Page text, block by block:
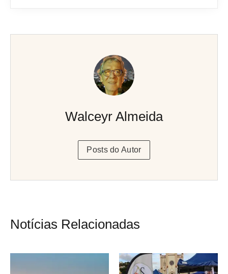
Walceyr Almeida
Posts do Autor
Notícias Relacionadas